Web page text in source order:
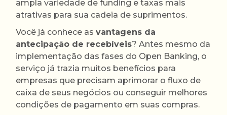
ampla variedade de funding e taxas mais
atrativas para sua cadeia de suprimentos.
Você já conhece asvantagens da
antecipação de recebíveis? Antes mesmo da
implementação das fases do Open Banking, o
serviço já trazia muitos benefícios para
empresas que precisam aprimorar o fluxo de
caixa de seus negócios ou conseguir melhores
condições de pagamento em suas compras.